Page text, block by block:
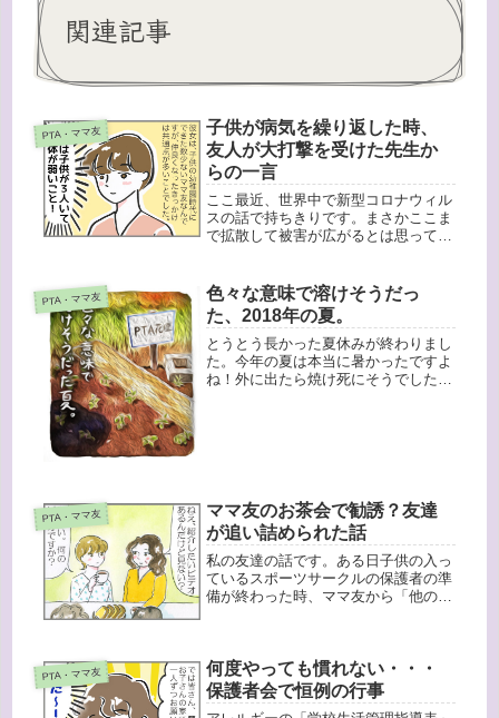
関連記事
PTA・ママ友
子供が病気を繰り返した時、
友人が大打撃を受けた先生か
らの一言
ここ最近、世界中で新型コロナウィル
スの話で持ちきりです。まさかここま
で拡散して被害が広がるとは思ってい
えないけど菌やウィルスだらけなんで
すよね。私は子育てをとおして本当に
そ...
PTA・ママ友
色々な意味で溶けそうだっ
た、2018年の夏。
とうとう長かった夏休みが終わりまし
た。今年の夏は本当に暑かったですよ
ね！外に出たら焼け死にそうでした。
PTA・ママ友
ママ友のお茶会で勧誘？友達
が追い詰められた話
私の友達の話です。ある日子供の入っ
ているスポーツサークルの保護者の準
備が終わった時、ママ友から「他のお
い、ぜひ！」と二つ返事でそのお母さ
ん...
PTA・ママ友
何度やっても慣れない・・・
保護者会で恒例の行事